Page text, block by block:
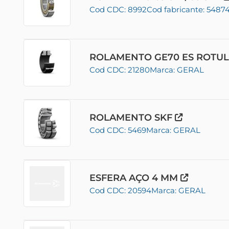
Cod CDC: 8992Cod fabricante:
ROLAMENTO GE70 ES
Cod CDC: 21280Marca: GERAL
ROLAMENTO SKF
Cod CDC: 5469Marca: GERAL
ESFERA AÇO 4 MM
Cod CDC: 20594Marca: GERAL